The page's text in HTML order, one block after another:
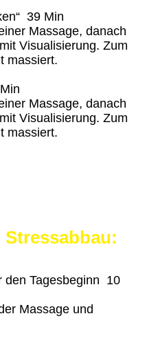
39 Min
Massage, danach
Visualisierung. Zum
massiert.
Massage, danach
Visualisierung. Zum
massiert.
den Tagesbeginn 10
Massage und